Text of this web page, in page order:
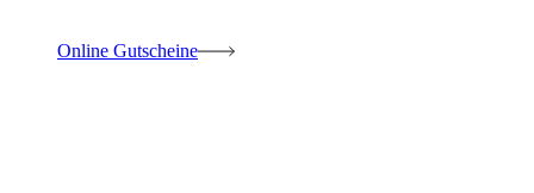
Online Gutscheine